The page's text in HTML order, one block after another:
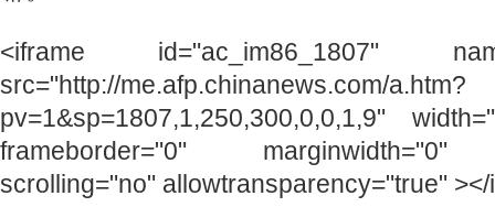
<iframe id="ac_im86_1807"
src="http://me.afp.chinanews.com/a.htm?
pv=1&sp=1807,1,250,300,0,0,1,9"
frameborder="0" marginwidth="0"
scrolling="no" allowtransparency="true"